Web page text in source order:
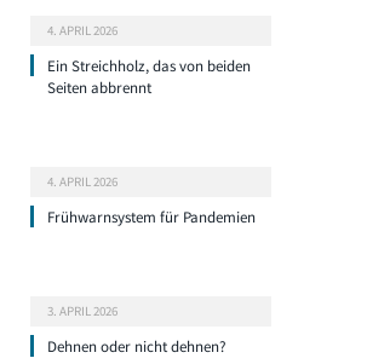
4. APRIL 2026
Ein Streichholz, das von beiden
Seiten abbrennt
4. APRIL 2026
Frühwarnsystem für Pandemien
3. APRIL 2026
Dehnen oder nicht dehnen?